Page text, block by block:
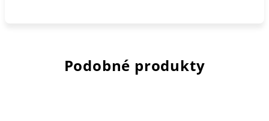
Podobné produkty